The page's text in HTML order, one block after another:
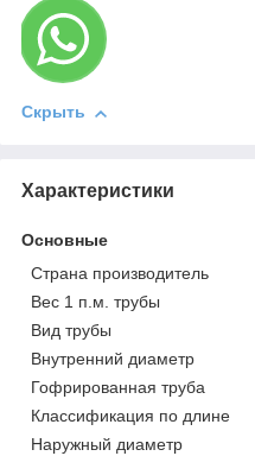
Скрыть
Характеристики
Основные
Страна производитель
Вес 1 п.м. трубы
Вид трубы
Внутренний диаметр
Гофрированная труба
Классификация по длине
Наружный диаметр